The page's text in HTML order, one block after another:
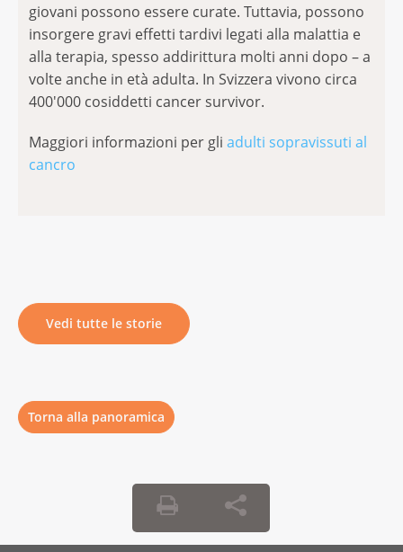
giovani possono essere curate. Tuttavia, possono
insorgere gravi effetti tardivi legati alla malattia e
alla terapia, spesso addirittura molti anni dopo – a
volte anche in età adulta. In Svizzera vivono circa
400'000 cosiddetti cancer survivor.
Maggiori informazioni per gli adulti sopravissuti al
cancro
Vedi tutte le storie
Torna alla panoramica